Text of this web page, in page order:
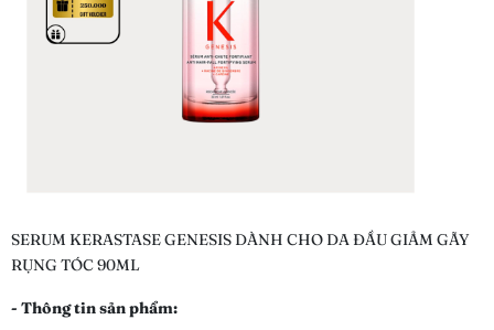
SERUM KERASTASE GENESIS DÀNH CHO DA ĐẦU GIẢM GÃY
RỤNG TÓC 90ML
- Thông tin sản phẩm: